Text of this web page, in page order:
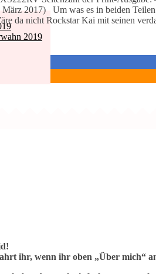
2019
2017) Um was es in beiden
da nicht Rockstar Kai mit seinen
ihr, wenn ihr oben „Über mich“